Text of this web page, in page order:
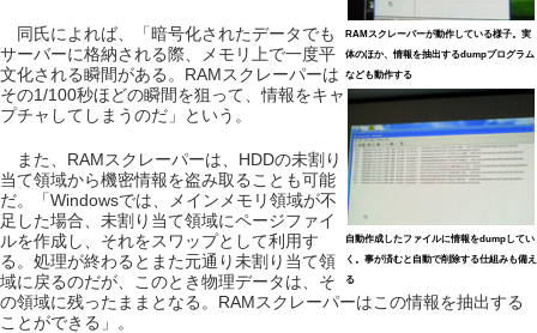
RAMスクレーパーが動作している様子。実
体のほか、情報を抽出するdumpプログラム
なども動作する
自動作成したファイルに情報をdumpしてい
く。事が済むと自動で削除する仕組みも備え
る
同氏によれば、「暗号化されたデータでも
サーバーに格納される際、メモリ上で一度平
文化される瞬間がある。RAMスクレーパーは
その1/100秒ほどの瞬間を狙って、情報をキャ
プチャしてしまうのだ」という。
また、RAMスクレーパーは、HDDの未割り
当て領域から機密情報を盗み取ることも可能
だ。「Windowsでは、メインメモリ領域が不
足した場合、未割り当て領域にページファイ
ルを作成し、それをスワップとして利用す
る。処理が終わるとまた元通り未割り当て領
域に戻るのだが、このとき物理データは、そ
の領域に残ったままとなる。RAMスクレーパーはこの情報を抽出する
ことができる」。